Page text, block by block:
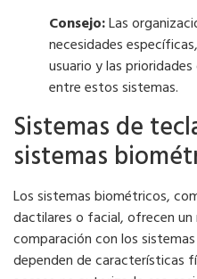
Consejo:Las
necesidades
usuario y las
entre estos sistemas.
Sistemas de
sistemas
Los sistemas biométricos,
dactilares o facial, ofrecen
comparación con los
dependen de características